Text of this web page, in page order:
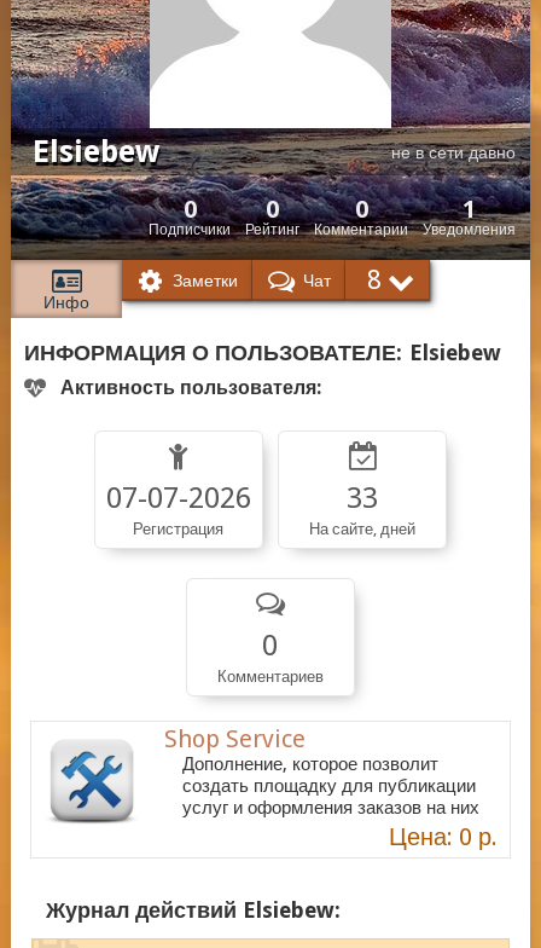
Elsiebew не в сети давно
Подписчики
0
Рейтинг
0
Комментарии
0
Уведомления
1
Инфо
Заметки Чат 8
ИНФОРМАЦИЯ О ПОЛЬЗОВАТЕЛЕ: Elsiebew
Активность пользователя:
07-07-2026
Регистрация
33
На сайте, дней
0
Комментариев
Shop Service
Дополнение, которое позволит
создать площадку для публикации
услуг и оформления заказов на них
Цена: 0 р.
Журнал действий Elsiebew: